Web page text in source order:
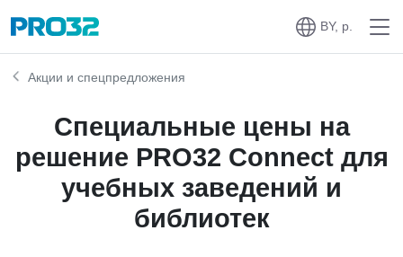
BY, р.
Акции и спецпредложения
Специальные цены на
решение PRO32 Connect для
учебных заведений и
библиотек